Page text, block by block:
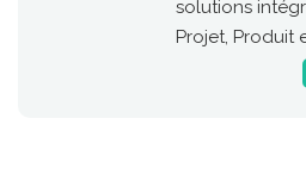
solutions
Projet, Produit
à ses clients